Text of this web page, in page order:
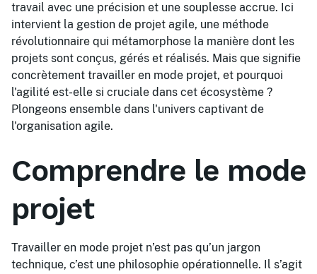
travail avec une précision et une souplesse accrue. Ici
intervient la gestion de projet agile, une méthode
révolutionnaire qui métamorphose la manière dont les
projets sont conçus, gérés et réalisés. Mais que signifie
concrètement travailler en mode projet, et pourquoi
l'agilité est-elle si cruciale dans cet écosystème ?
Plongeons ensemble dans l'univers captivant de
l'organisation agile.
Comprendre le mode
projet
Travailler en mode projet n’est pas qu’un jargon
technique, c’est une philosophie opérationnelle. Il s’agit